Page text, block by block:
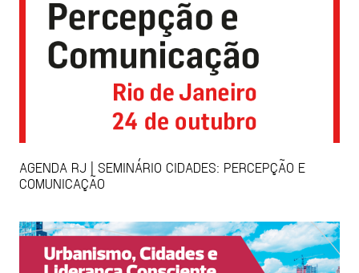
AGENDA RJ | SEMINÁRIO CIDADES: PERCEPÇÃO E
COMUNICAÇÃO